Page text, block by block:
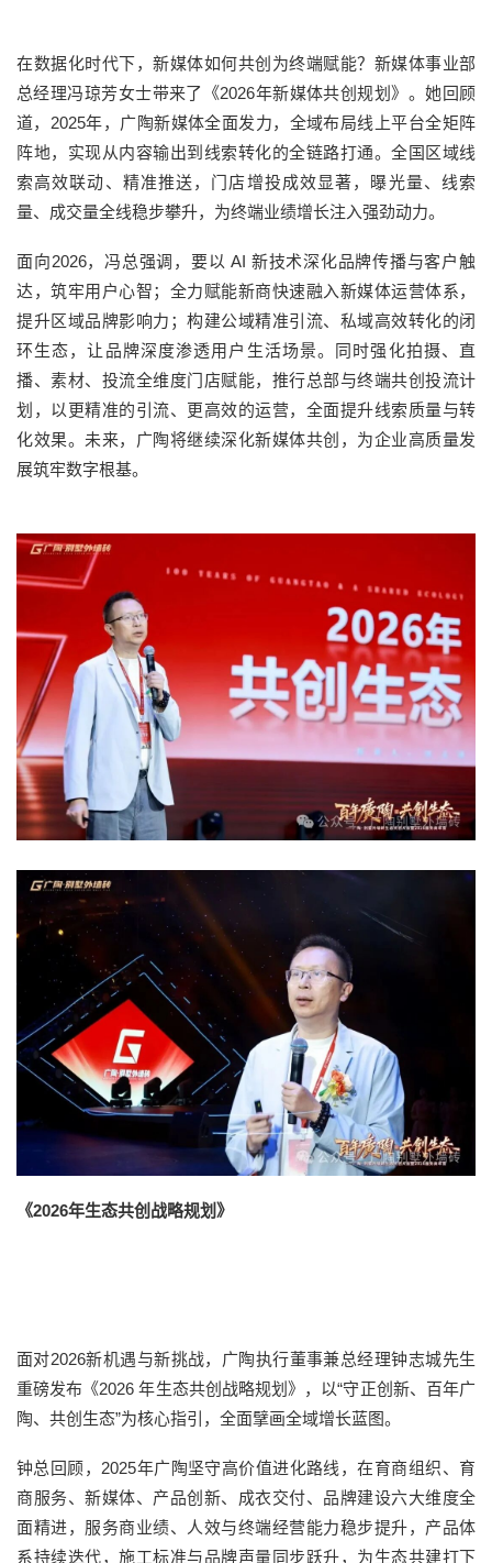
在数据化时代下，新媒体如何共创为终端赋能？新媒体事业部
总经理冯琼芳女士带来了《2026年新媒体共创规划》。她回顾
道，2025年，广陶新媒体全面发力，全域布局线上平台全矩阵
阵地，实现从内容输出到线索转化的全链路打通。全国区域线
索高效联动、精准推送，门店增投成效显著，曝光量、线索
量、成交量全线稳步攀升，为终端业绩增长注入强劲动力。
面向2026，冯总强调，要以 AI 新技术深化品牌传播与客户触
达，筑牢用户心智；全力赋能新商快速融入新媒体运营体系，
提升区域品牌影响力；构建公域精准引流、私域高效转化的闭
环生态，让品牌深度渗透用户生活场景。同时强化拍摄、直
播、素材、投流全维度门店赋能，推行总部与终端共创投流计
划，以更精准的引流、更高效的运营，全面提升线索质量与转
化效果。未来，广陶将继续深化新媒体共创，为企业高质量发
展筑牢数字根基。
《2026年生态共创战略规划》
面对2026新机遇与新挑战，广陶执行董事兼总经理钟志城先生
重磅发布《2026 年生态共创战略规划》，以“守正创新、百年广
陶、共创生态”为核心指引，全面擘画全域增长蓝图。
钟总回顾，2025年广陶坚守高价值进化路线，在育商组织、育
商服务、新媒体、产品创新、成衣交付、品牌建设六大维度全
面精进，服务商业绩、人效与终端经营能力稳步提升，产品体
系持续迭代，施工标准与品牌声量同步跃升，为生态共建打下